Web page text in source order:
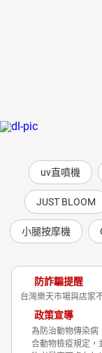
uv直噴機
JUST BLOOM
小腿按摩機
防詐騙提醒
台灣樂天市場與店家
政策宣導
為防治動物傳染病
合動物檢疫規定，